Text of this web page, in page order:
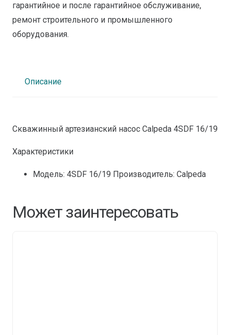
гарантийное и после гарантийное обслуживание,
ремонт строительного и промышленного
оборудования.
Описание
Скважинный артезианский насос Calpeda 4SDF 16/19
Характеристики
Модель: 4SDF 16/19 Производитель: Calpeda
Может заинтересовать